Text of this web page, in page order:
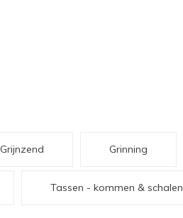
Grijnzend Grinning
Tassen - kommen & schalen